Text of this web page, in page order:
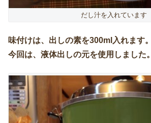
だし汁を入れています
味付けは、出しの素を300ml入れます。
今回は、液体出しの元を使用しました。